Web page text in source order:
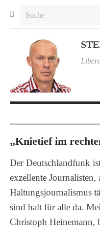
„Knietief im
Der Deutschlandfunk
exzellente
Haltungsjournalismus
sind halt für alle da.
Christoph Heinemann,